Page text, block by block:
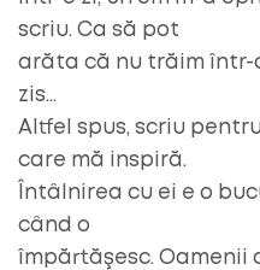
scriu. Ca să pot
arăta că nu trăim într-
zis…
Altfel spus, scriu
care mă inspiră.
Întâlnirea cu ei e o
când o
împărtăşesc.